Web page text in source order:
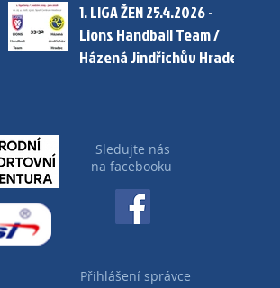
1. LIGA ŽEN 25.4.2026 -
Lions Handball Team /
Házená Jindřichův Hradec
Sledujte nás
na facebooku
Přihlášení správce